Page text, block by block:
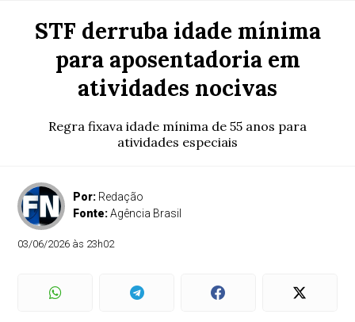
STF derruba idade mínima
para aposentadoria em
atividades nocivas
Regra fixava idade mínima de 55 anos para
atividades especiais
Por: Redação
Fonte:Agência Brasil
03/06/2026 às 23h02